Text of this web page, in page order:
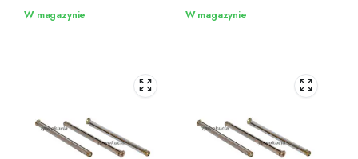
W magazynie
W magazynie